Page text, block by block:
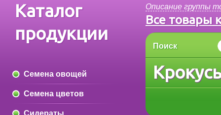
Каталог
продукции
Семена овощей
Семена цветов
Сидераты
Описание группы
Все товары
Поиск